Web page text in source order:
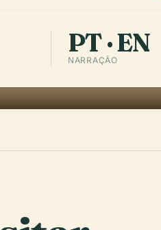
PT · EN
NARRAÇÃO